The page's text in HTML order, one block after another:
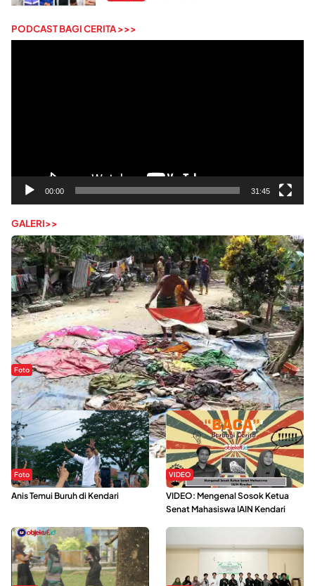
PODCAST BAGI CERITA >>>
00:00 31:45
GALERI>>
Foto
Sejak Banjir Bandang, Warga Butuhkan Air Bersih
Foto
Anis Temui Buruh di Kendari
VIDEO
VIDEO: Mengenal Sosok Ketua
Senat Mahasiswa IAIN Kendari